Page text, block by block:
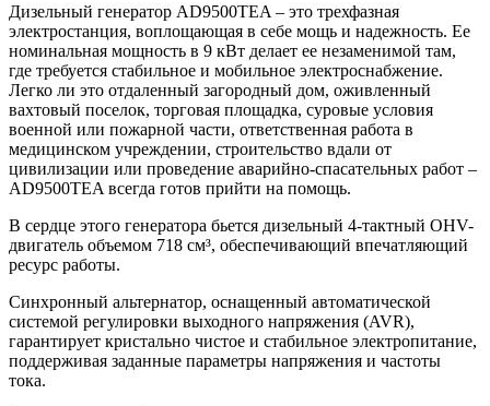
Дизельный генератор AD9500TEA – это трехфазная
электростанция, воплощающая в себе мощь и надежность. Ее
номинальная мощность в 9 кВт делает ее незаменимой там,
где требуется стабильное и мобильное электроснабжение.
Легко ли это отдаленный загородный дом, оживленный
вахтовый поселок, торговая площадка, суровые условия
военной или пожарной части, ответственная работа в
медицинском учреждении, строительство вдали от
цивилизации или проведение аварийно-спасательных работ –
AD9500TEA всегда готов прийти на помощь.
В сердце этого генератора бьется дизельный 4-тактный OHV-
двигатель объемом 718 см³, обеспечивающий впечатляющий
ресурс работы.
Синхронный альтернатор, оснащенный автоматической
системой регулировки выходного напряжения (AVR),
гарантирует кристально чистое и стабильное электропитание,
поддерживая заданные параметры напряжения и частоты
тока.